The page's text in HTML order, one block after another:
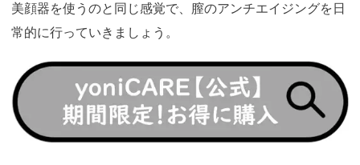
美顔器を使うのと同じ感覚で、膣のアンチエイジングを日
常的に行っていきましょう。
https://t.afi-
b.com/visit.php?
guid=ON&a=513551P-
A449661y&p=p757084N